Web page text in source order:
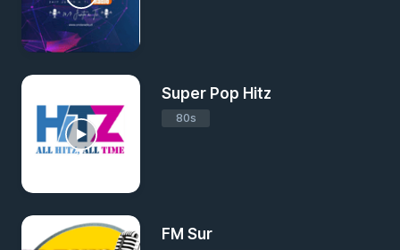
Super Pop Hitz
80s
FM Sur